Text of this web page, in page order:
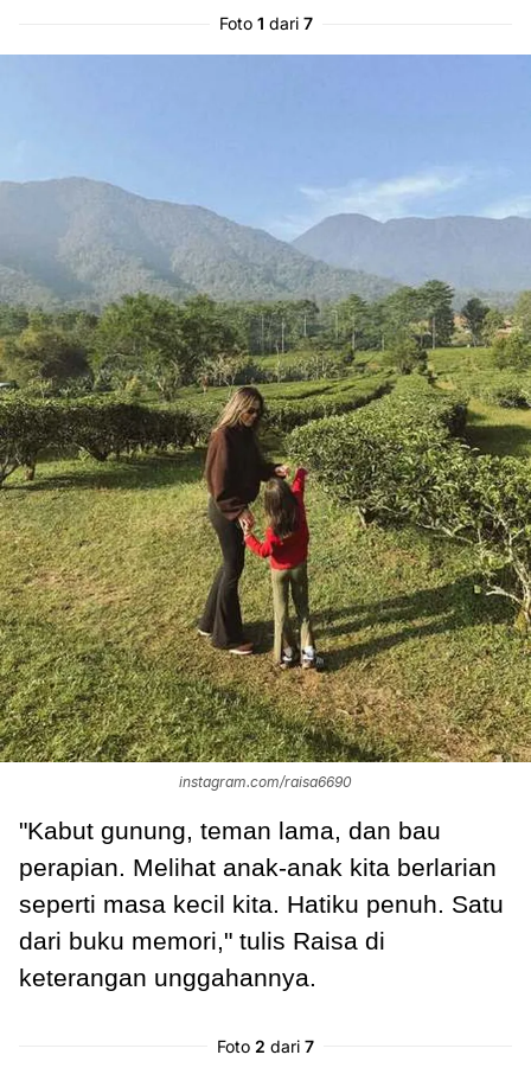
Foto 1 dari 7
instagram.com/raisa6690
"Kabut gunung, teman lama, dan bau
perapian. Melihat anak-anak kita berlarian
seperti masa kecil kita. Hatiku penuh. Satu
dari buku memori," tulis Raisa di
keterangan unggahannya.
Foto 2 dari 7